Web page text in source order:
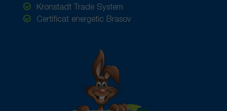
Kronstadt Trade System
Certificat energetic Brasov